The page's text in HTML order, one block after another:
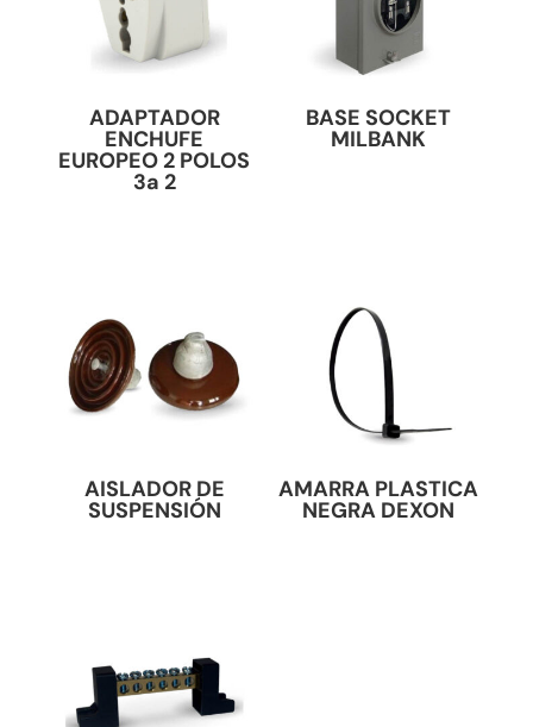
ADAPTADOR
ENCHUFE
EUROPEO 2 POLOS
3a 2
BASE SOCKET
MILBANK
AISLADOR DE
SUSPENSIÓN
AMARRA PLASTICA
NEGRA DEXON